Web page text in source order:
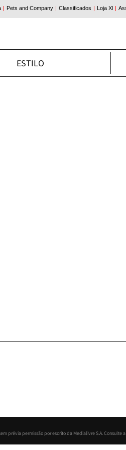
ESTILO
prévia permissão por escrito da Medialivre S.A. Consulte a